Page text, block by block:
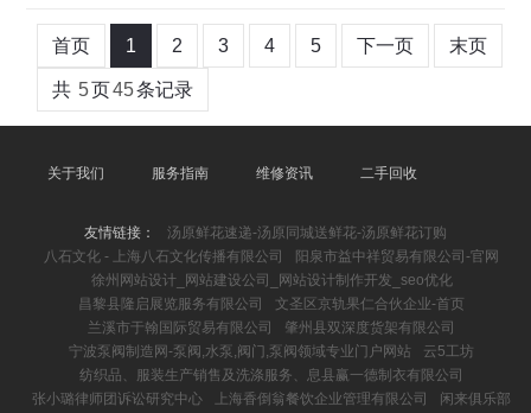
首页 1 2 3 4 5 下一页 末页
共 5页45条记录
关于我们 服务指南 维修资讯 二手回收
友情链接：
汤原鲜花速递-汤原同城送鲜花-汤原鲜花订购
八石文化 - 上海八石文化传播有限公司
阳泉市益中祥贸易有限公司-官网
徐州网站设计_网站建设公司_网站设计制作开发_seo优化
昌黎县隆启展览服务有限公司
文圣区京轨果仁合伙企业-首页
兰溪市于翰国际贸易有限公司
肇州县双深度货架有限公司
宁波泵阀制造网-泵阀,水泵,阀门,泵阀领域专业门户网站
云5工坊
纺织品、服装生产销售及洗涤服务、息县赢一德制衣有限公司
张小璐律师团诉讼研究中心
上海香倒翁餐饮企业管理有限公司
闲来俱乐部